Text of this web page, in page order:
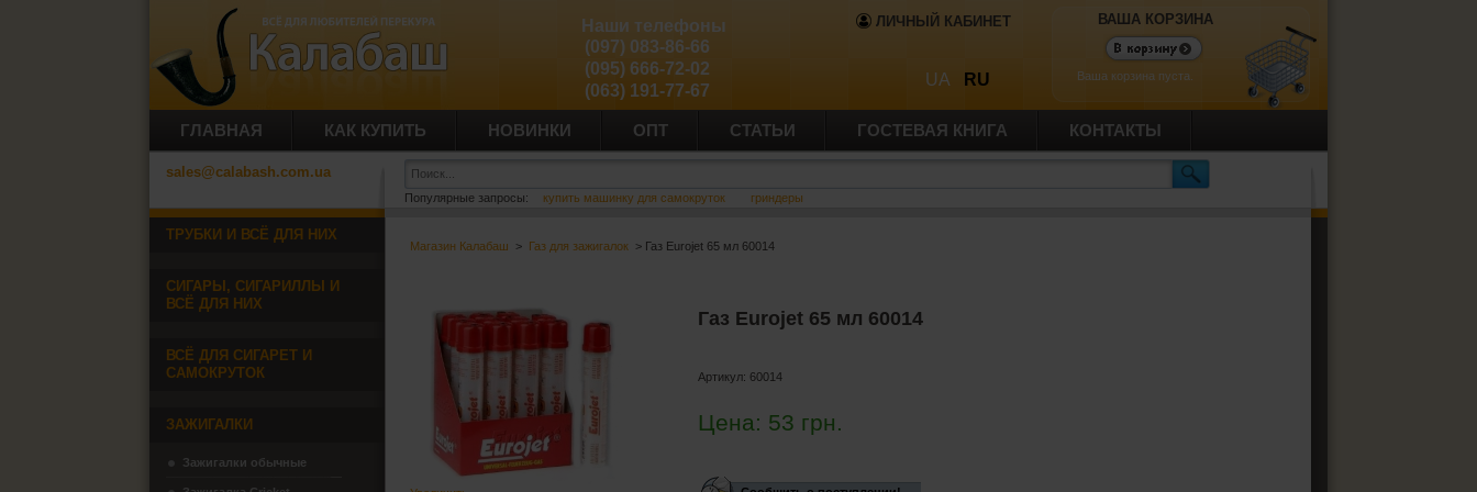
ЛИЧНЫЙ КАБИНЕТ
UA RU
Наши телефоны
(097) 083-86-66
(095) 666-72-02
(063) 191-77-67
ВАША КОРЗИНА
Ваша корзина пуста.
ГЛАВНАЯ КАК КУПИТЬ НОВИНКИ ОПТ СТАТЬИ ГОСТЕВАЯ КНИГА КОНТАКТЫ
sales@calabash.com.ua
Популярные запросы: купить машинку для самокруток гриндеры
Магазин Калабаш > Газ для зажигалок > Газ Eurojet 65 мл 60014
Газ Eurojet 65 мл 60014
Артикул: 60014
Цена: 53 грн.
ТРУБКИ И ВСЁ ДЛЯ НИХ
СИГАРЫ, СИГАРИЛЛЫ И
ВСЁ ДЛЯ НИХ
ВСЁ ДЛЯ СИГАРЕТ И
САМОКРУТОК
ЗАЖИГАЛКИ
Зажигалки обычные